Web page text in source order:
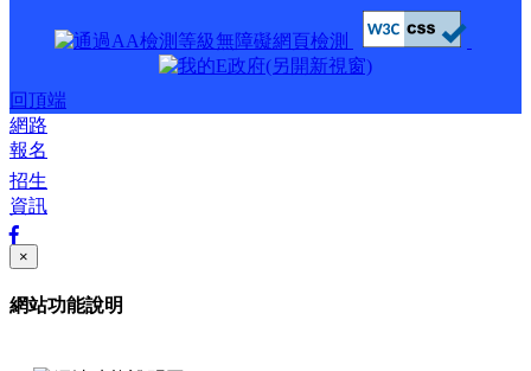
回頂端
網路
報名
招生
資訊
×
網站功能說明